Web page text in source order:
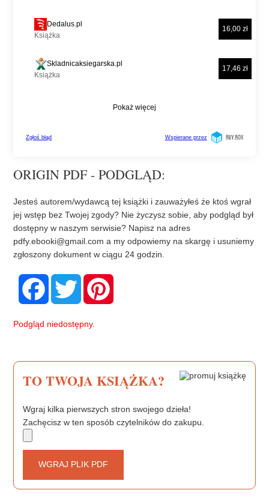
ORIGIN PDF - PODGLĄD:
Jesteś autorem/wydawcą tej książki i zauważyłeś że ktoś wgrał
jej wstęp bez Twojej zgody? Nie życzysz sobie, aby podgląd był
dostępny w naszym serwisie? Napisz na adres
pdfy.ebooki@gmail.com a my odpowiemy na skargę i usuniemy
zgłoszony dokument w ciągu 24 godzin.
F
o
T
w
e
Podgląd niedostępny.
TO TWOJA KSIĄŻKA?
Wgraj kilka pierwszych stron swojego dzieła!
Zachęcisz w ten sposób czytelników do zakupu.
WGRAJ PLIK PDF